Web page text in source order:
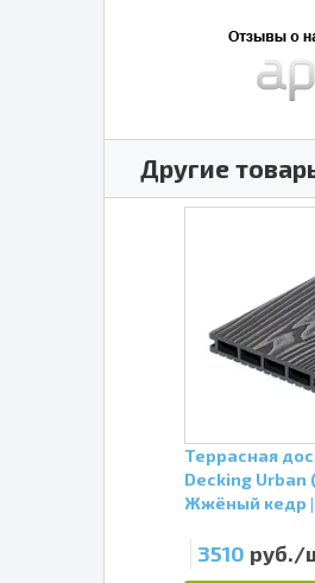
Другие
Террасная
Decking Urban
Жжёный кедр |
3510 руб./